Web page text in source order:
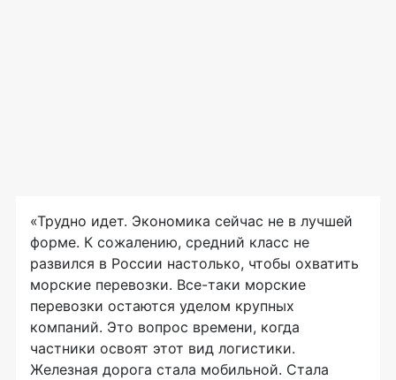
«Трудно идет. Экономика сейчас не в лучшей
форме. К сожалению, средний класс не
развился в России настолько, чтобы охватить
морские перевозки. Все-таки морские
перевозки остаются уделом крупных
компаний. Это вопрос времени, когда
частники освоят этот вид логистики.
Железная дорога стала мобильной. Стала